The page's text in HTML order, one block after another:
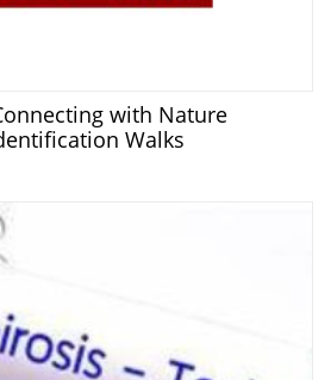
with Nature
Walks